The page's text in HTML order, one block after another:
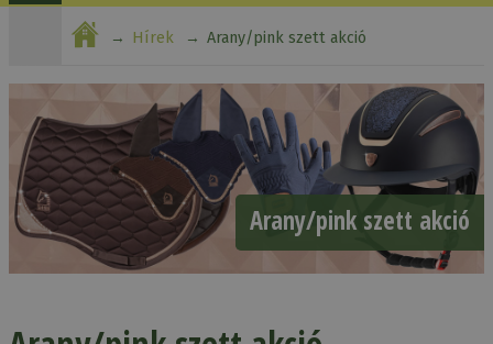
Hírek Arany/pink szett akció
Arany/pink szett akció